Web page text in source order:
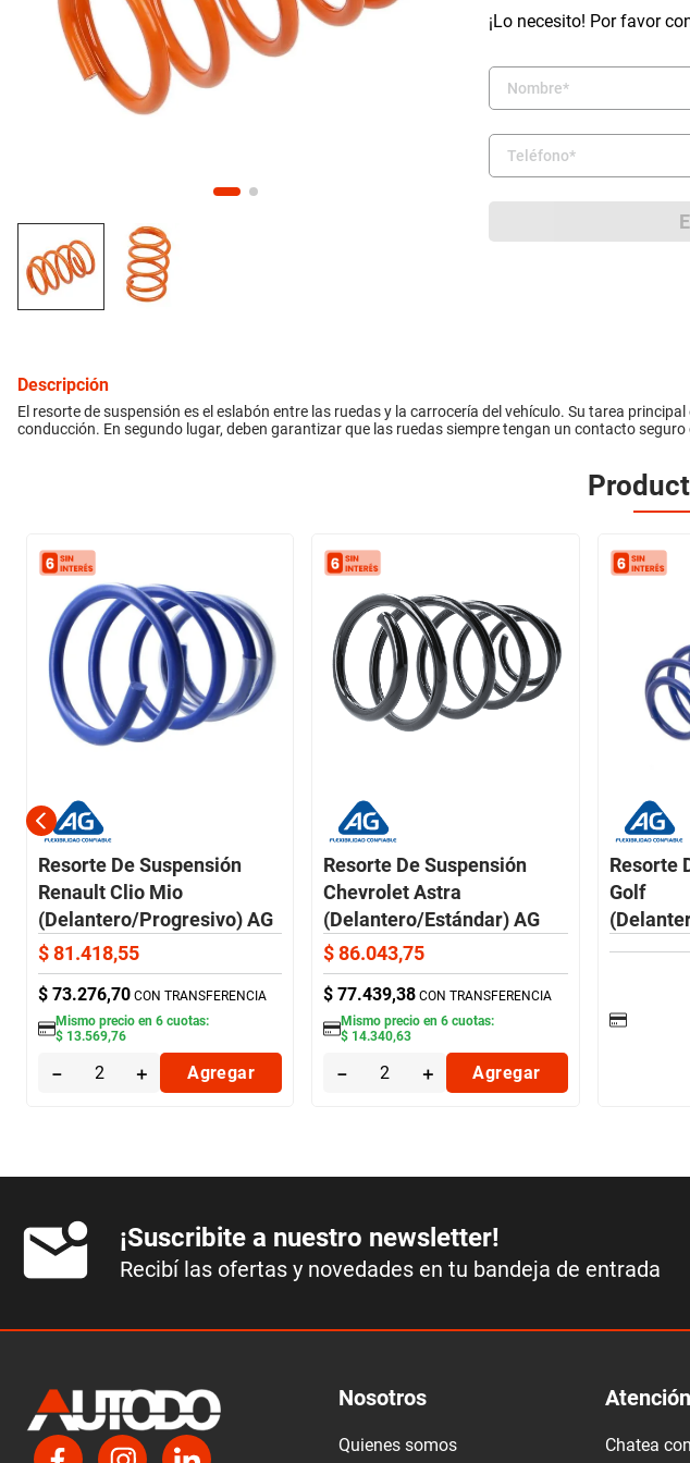
inyección
gift card
¡Lo necesito! Por favor
Descripción
El resorte de suspensión es el eslabón entre las ruedas y la carrocería del vehículo. Su tarea
conducción. En segundo lugar, deben garantizar que las ruedas siempre tengan un contacto
Resorte De Suspensión
Renault Clio Mio
(Delantero/Progresivo) AG
$81.418,55
$ 73.276,70 CON TRANSFERENCIA
Mismo precio en 6cuotas:
$ 13.569,76
＋
－ Agregar
Resorte De Suspensión
Chevrolet Astra
(Delantero/Estándar) AG
$ 86.043,75
$ 77.439,38 CON TRANSFERENCIA
Mismo precio en6 cuotas:
$ 14.340,63
＋
－ Agregar
Resorte
Golf
¡Suscribite a nuestro newsletter!
Recibí las ofertas y novedades en tu bandeja de entrada
Nosotros
Quienes somos Chatea
10. citroen c4